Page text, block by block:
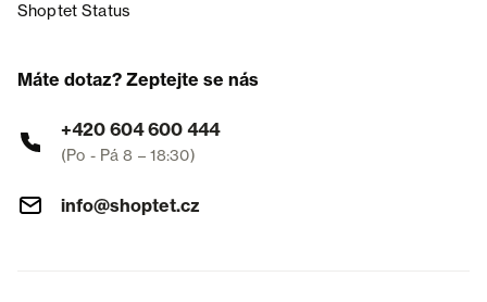
Shoptet Status
Máte dotaz? Zeptejte se nás
+420 604 600 444
(Po - Pá 8 – 18:30)
info@shoptet.cz